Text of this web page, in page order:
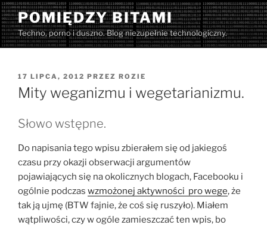
Przejdź
do
treści
POMIĘDZY BITAMI
Techno, porno i duszno. Blog niezupełnie technologiczny.
OPUBLIKOWANE
W
17 LIPCA, 2012 PRZEZ ROZIE
Mity weganizmu i wegetarianizmu.
Słowo wstępne.
Do napisania tego wpisu zbierałem się od jakiegoś
czasu przy okazji obserwacji argumentów
pojawiających się na okolicznych blogach, Facebooku i
ogólnie podczas wzmożonej aktywności pro wege, że
tak ją ujmę (BTW fajnie, że coś się ruszyło). Miałem
wątpliwości, czy w ogóle zamieszczać ten wpis, bo